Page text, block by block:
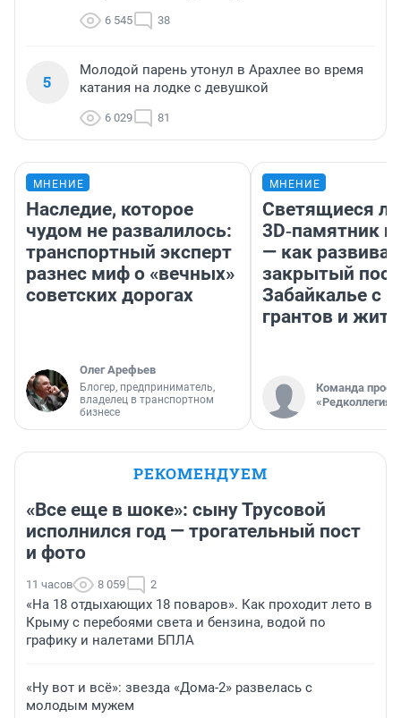
6 545 38
5
Молодой парень утонул в Арахлее во время
катания на лодке с девушкой
6 029 81
МНЕНИЕ
Наследие, которое
чудом не развалилось:
транспортный эксперт
разнес миф о «вечных»
советских дорогах
Олег Арефьев
Блогер, предприниматель,
владелец в транспортном
бизнесе
МНЕНИЕ
Светящиеся
3D‑памятник и
— как
закрытый
Забайкалье с
грантов и
Команда
«Редколлегия»
РЕКОМЕНДУЕМ
«Все еще в шоке»: сыну Трусовой
исполнился год — трогательный пост
и фото
11 часов 8 059 2
«На 18 отдыхающих 18 поваров». Как проходит лето в
Крыму с перебоями света и бензина, водой по
графику и налетами БПЛА
«Ну вот и всё»: звезда «Дома-2» развелась с
молодым мужем